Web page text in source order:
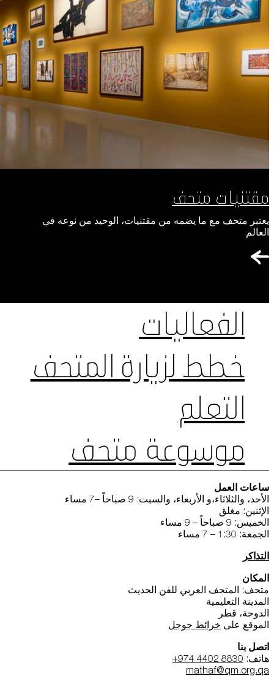
مقتنيات متحف
يعتبر متحف مع ما يضمه من مقتنيات، الوحيد من نوعه في
العالم
الفعاليات
خطط لزيارة المتحف
التعلم
موسوعة متحف
ساعات العمل
الأحد، والثلاثاء،و الأربعاء، والسبت: 9 صباحاً –7 مساء
الإثنين: مغلق
الخميس: 9 صباحاً – 9 مساء
الجمعة: 1:30 – 7 مساء
التذاكر
المكان
متحف: المتحف العربي للفن الحديث
المدينة التعليمية
الدوحة، قطر
الموقع على خرائط جوجل
اتصل بنا
هاتف: +974 4402 8830
mathaf@qm.org.qa